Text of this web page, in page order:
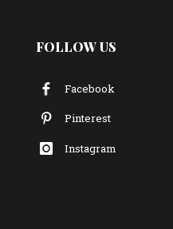
FOLLOW US
Facebook
Pinterest
Instagram